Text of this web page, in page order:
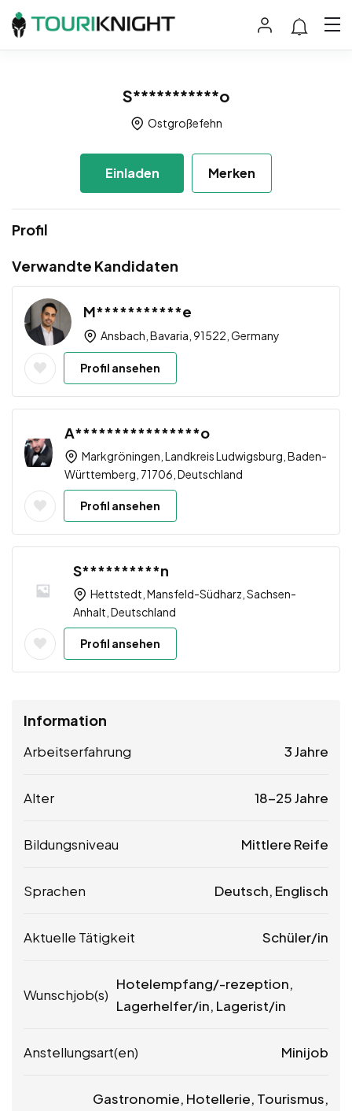
S***********o
Ostgroßefehn
Einladen Merken
Profil
Verwandte Kandidaten
M***********e
Ansbach, Bavaria, 91522, Germany
Profil ansehen
A****************o
Markgröningen, Landkreis Ludwigsburg, Baden-
Württemberg, 71706, Deutschland
Profil ansehen
S**********n
Hettstedt, Mansfeld-Südharz, Sachsen-
Anhalt, Deutschland
Profil ansehen
Information
Arbeitserfahrung 3 Jahre
Alter 18-25 Jahre
Bildungsniveau Mittlere Reife
Sprachen Deutsch, Englisch
Aktuelle Tätigkeit Schüler/in
Wunschjob(s)
Hotelempfang/-rezeption,
Lagerhelfer/in, Lagerist/in
Anstellungsart(en) Minijob
Gastronomie, Hotellerie, Tourismus,